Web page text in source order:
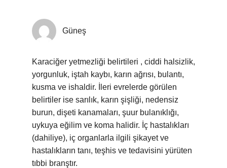
Güneş
Karaciğer yetmezliği belirtileri , ciddi halsizlik,
yorgunluk, iştah kaybı, karın ağrısı, bulantı,
kusma ve ishaldir. İleri evrelerde görülen
belirtiler ise sarılık, karın şişliği, nedensiz
burun, dişeti kanamaları, şuur bulanıklığı,
uykuya eğilim ve koma halidir. İç hastalıkları
(dahiliye), iç organlarla ilgili şikayet ve
hastalıkların tanı, teşhis ve tedavisini yürüten
tıbbi branştır.